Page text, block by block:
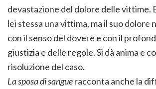
devastazione del dolore delle vittime.
lei stessa una vittima, ma il suo
con il senso del dovere e con il
giustizia e delle regole. Si dà anima e
risoluzione del caso.
La sposa di sangueracconta anche la